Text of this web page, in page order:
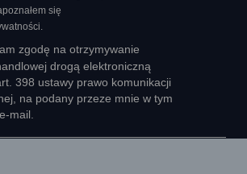
się
zgodę na otrzymywanie
drogą elektroniczną
398 ustawy prawo komunikacji
na podany przeze mnie w tym
mail.